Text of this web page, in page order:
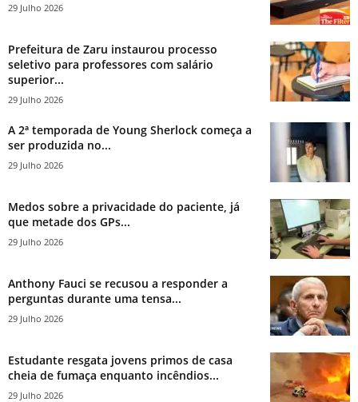
29 Julho 2026
Prefeitura de Zaru instaurou processo
seletivo para professores com salário
superior...
29 Julho 2026
A 2ª temporada de Young Sherlock começa a
ser produzida no...
29 Julho 2026
Medos sobre a privacidade do paciente, já
que metade dos GPs...
29 Julho 2026
Anthony Fauci se recusou a responder a
perguntas durante uma tensa...
29 Julho 2026
Estudante resgata jovens primos de casa
cheia de fumaça enquanto incêndios...
29 Julho 2026